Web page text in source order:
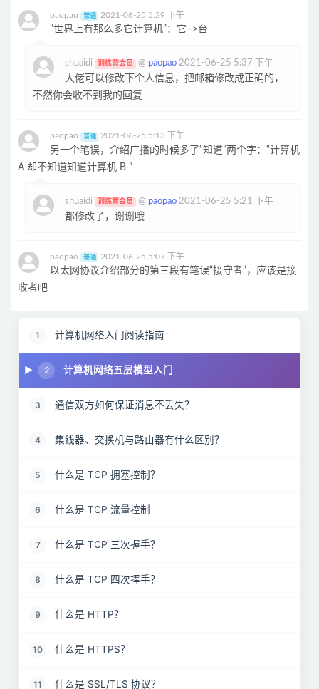
paopao 普通 2021-06-25 5:29 下午
“世界上有那么多它计算机”：它–>台
shuaidi 训练营会员 @ paopao 2021-06-25 5:37 下午
大佬可以修改下个人信息，把邮箱修改成正确的，
不然你会收不到我的回复
paopao 普通 2021-06-25 5:13 下午
另一个笔误，介绍广播的时候多了“知道”两个字：“计算机
A 却不知道知道计算机 B ”
shuaidi 训练营会员 @ paopao 2021-06-25 5:21 下午
都修改了，谢谢哦
paopao 普通 2021-06-25 5:07 下午
以太网协议介绍部分的第三段有笔误“接守者”，应该是接
收者吧
1 计算机网络入门阅读指南
2 计算机网络五层模型入门
3 通信双方如何保证消息不丢失？
4 集线器、交换机与路由器有什么区别？
5 什么是 TCP 拥塞控制？
6 什么是 TCP 流量控制
7 什么是 TCP 三次握手？
8 什么是 TCP 四次挥手？
9 什么是 HTTP？
10 什么是 HTTPS？
11 什么是 SSL/TLS 协议？